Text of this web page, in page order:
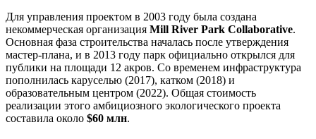
Для управления проектом в 2003 году была создана
некоммерческая организация Mill River Park Collaborative.
Основная фаза строительства началась после утверждения
мастер-плана, и в 2013 году парк официально открылся для
публики на площади 12 акров. Со временем инфраструктура
пополнилась каруселью (2017), катком (2018) и
образовательным центром (2022). Общая стоимость
реализации этого амбициозного экологического проекта
составила около $60 млн.